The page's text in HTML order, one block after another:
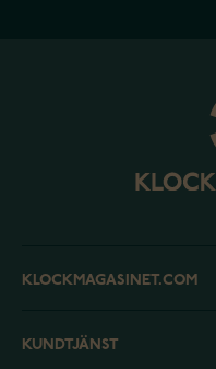
KLOCKMAGASINET.COM
KUNDTJÄNST